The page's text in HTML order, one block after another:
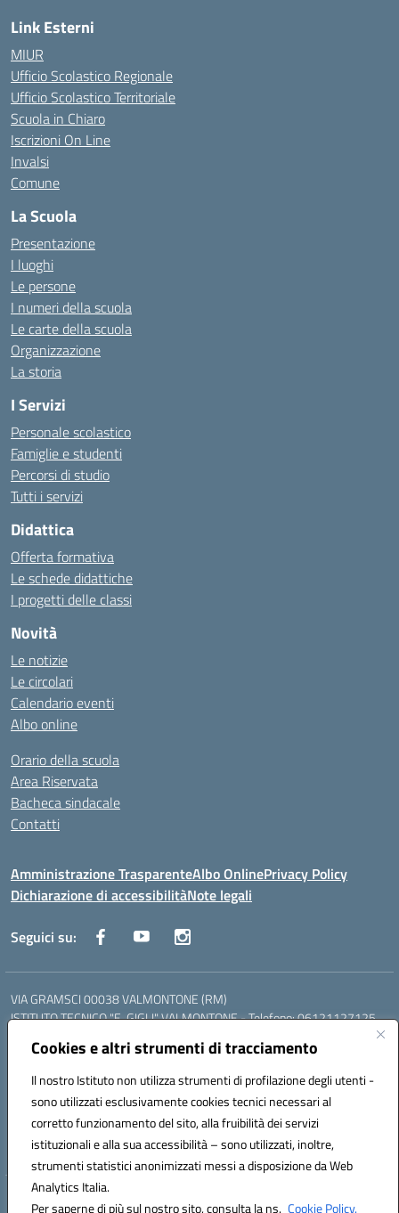
Cookies e altri strumenti di tracciamento
Il nostro Istituto non utilizza strumenti di profilazione degli utenti -
sono utilizzati esclusivamente cookies tecnici necessari al
corretto funzionamento del sito, alla fruibilità dei servizi
istituzionali e alla sua accessibilità – sono utilizzati, inoltre,
strumenti statistici anonimizzati messi a disposizione da Web
Analytics Italia.
Per saperne di più sul nostro sito, consulta la ns. Cookie Policy.
Link Esterni
MIUR
Ufficio Scolastico Regionale
Ufficio Scolastico Territoriale
Scuola in Chiaro
Iscrizioni On Line
Invalsi
Comune
La Scuola
Presentazione
I luoghi
Le persone
I numeri della scuola
Le carte della scuola
Organizzazione
La storia
I Servizi
Personale scolastico
Famiglie e studenti
Percorsi di studio
Tutti i servizi
Didattica
Offerta formativa
Le schede didattiche
I progetti delle classi
Novità
Le notizie
Le circolari
Calendario eventi
Albo online
Orario della scuola
Area Riservata
Bacheca sindacale
Contatti
Amministrazione TrasparenteAlbo OnlinePrivacy Policy
Dichiarazione di accessibilitàNote legali
Seguici su:
VIA GRAMSCI 00038 VALMONTONE (RM)
ISTITUTO TECNICO "E. GIGLI" VALMONTONE - Telefono: 06121127125
06121126825
LICEO DELLE SCIENZE UMANE "P.L. NERVI" SEGNI - Telefono:
Mail: RMIS099002@istruzione.it - PEC: RMIS099002@pec.istruzione.it
Codice meccanografico: RMIS099002
Codice fiscale: 95036960581
Hosting & Powered by 3D Solution S.r.l.